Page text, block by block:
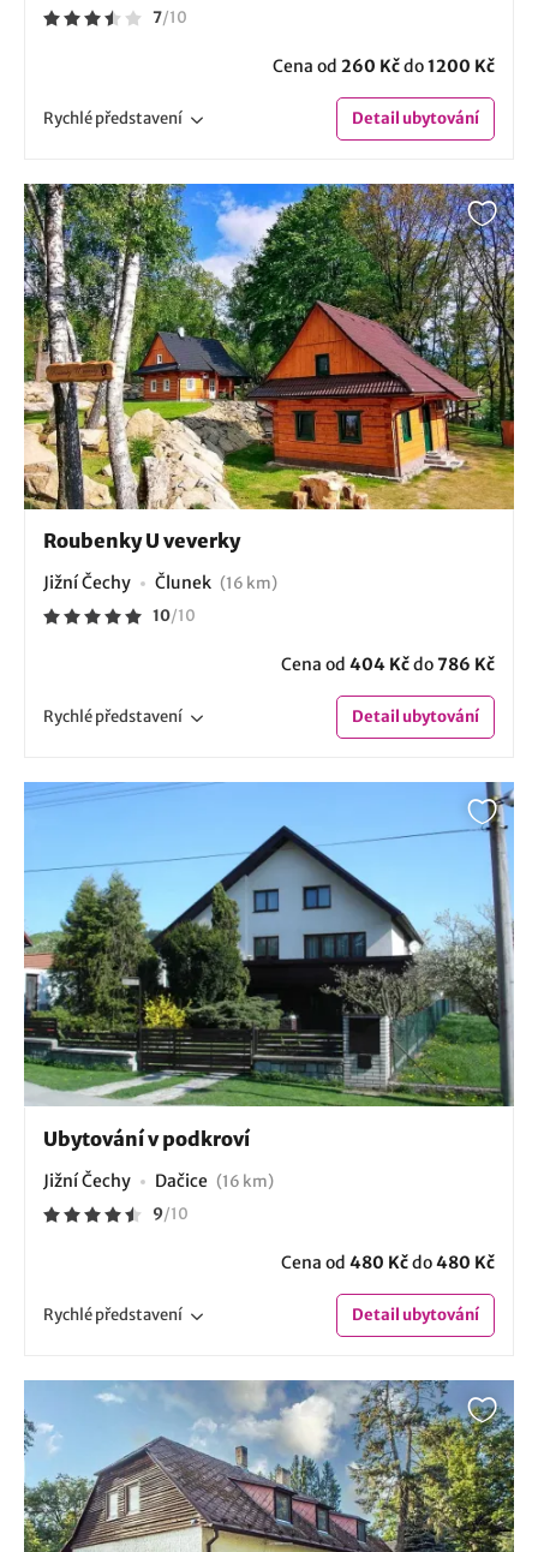
7/10
Cena od 260 Kčdo1200 Kč
Rychlépředstavení Detailubytování
Roubenky U veverky
Jižní Čechy Člunek (16 km)
10/10
Cena od 404 Kčdo786 Kč
Rychlépředstavení Detailubytování
Ubytování v podkroví
Jižní Čechy Dačice (16 km)
9/10
Cena od 480 Kčdo480 Kč
Rychlépředstavení Detailubytování